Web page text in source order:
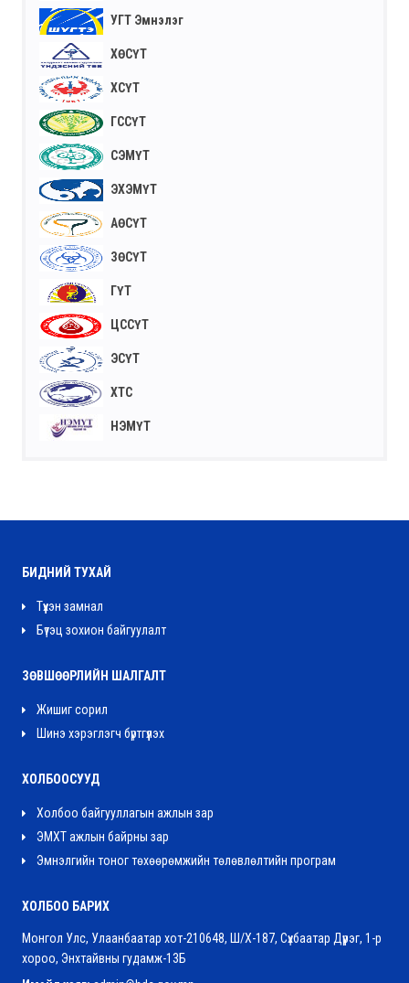
УГТ Эмнэлэг
ХӨСҮТ
ХСҮТ
ГССҮТ
СЭМҮТ
ЭХЭМҮТ
АӨСҮТ
ЗӨСҮТ
ГҮТ
ЦССҮТ
ЭСҮТ
ХТС
НЭМҮТ
БИДНИЙ ТУХАЙ
Түүхэн замнал
Бүтэц зохион байгуулалт
ЗӨВШӨӨРЛИЙН ШАЛГАЛТ
Жишиг сорил
Шинэ хэрэглэгч бүртгүүлэх
ХОЛБООСУУД
Холбоо байгууллагын ажлын зар
ЭМХТ ажлын байрны зар
Эмнэлгийн тоног төхөөрөмжийн төлөвлөлтийн програм
ХОЛБОО БАРИХ
Монгол Улс, Улаанбаатар хот-210648, Ш/Х-187, Сүхбаатар Дүүрэг, 1-р
хороо, Энхтайвны гудамж-13Б